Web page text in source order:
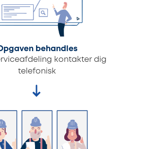
behandles
kontakter dig
telefonisk